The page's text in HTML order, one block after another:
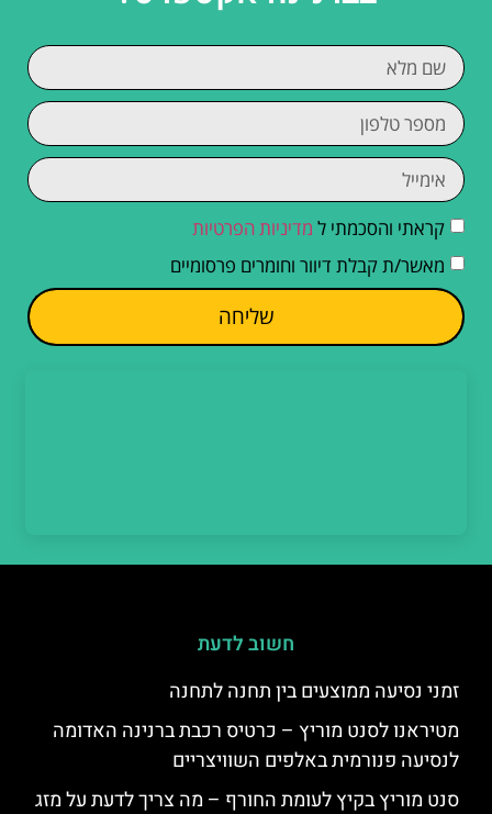
קראתי והסכמתי ל מדיניות הפרטיות
מאשר/ת קבלת דיוור וחומרים פרסומיים
שליחה
חשוב לדעת
זמני נסיעה ממוצעים בין תחנה לתחנה
מטיראנו לסנט מוריץ – כרטיס רכבת ברנינה האדומה
לנסיעה פנורמית באלפים השוויצריים
סנט מוריץ בקיץ לעומת החורף – מה צריך לדעת על מזג